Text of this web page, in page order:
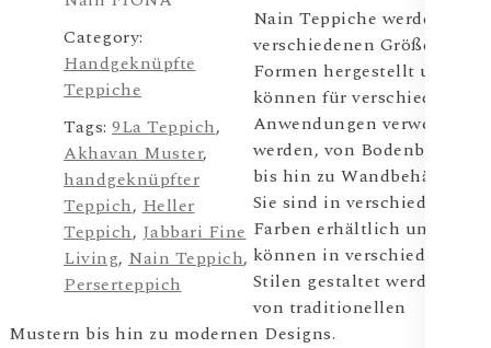
Category:
Handgeknüpfte
Teppiche
Tags: 9La Teppich,
Akhavan Muster,
handgeknüpfter
Teppich, Heller
Teppich, Jabbari Fine
Living, Nain Teppich,
Perserteppich
Nain Teppiche werden in
verschiedenen Größen und
Formen hergestellt und
können für verschiedene
Anwendungen verwendet
werden, von Bodenbelägen
bis hin zu Wandbehängen.
Sie sind in verschiedenen
Farben erhältlich und
können in verschiedenen
Stilen gestaltet werden,
von traditionellen
Mustern bis hin zu modernen Designs.